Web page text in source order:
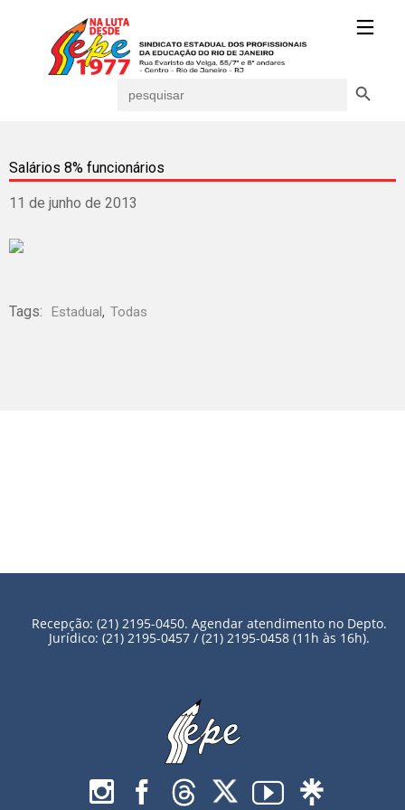
for:
Salários 8% funcionários
11 de junho de 2013
Tags: Estadual, Todas
Recepção: (21) 2195-0450. Agendar atendimento no Depto.
Jurídico: (21) 2195-0457 / (21) 2195-0458 (11h às 16h).